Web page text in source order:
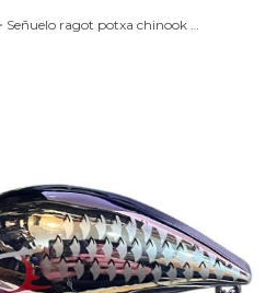
Señuelo ragot potxa chinook #vv, 9,5cm